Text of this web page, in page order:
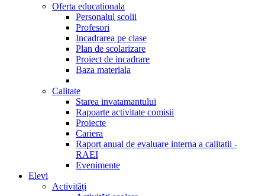
Oferta educationala
Personalul scolii
Profesori
Incadrarea pe clase
Plan de scolarizare
Proiect de incadrare
Baza materiala
Calitate
Starea invatamantului
Rapoarte activitate comisii
Proiecte
Cariera
Raport anual de evaluare interna a calitatii -
RAEI
Evenimente
Elevi
Activități